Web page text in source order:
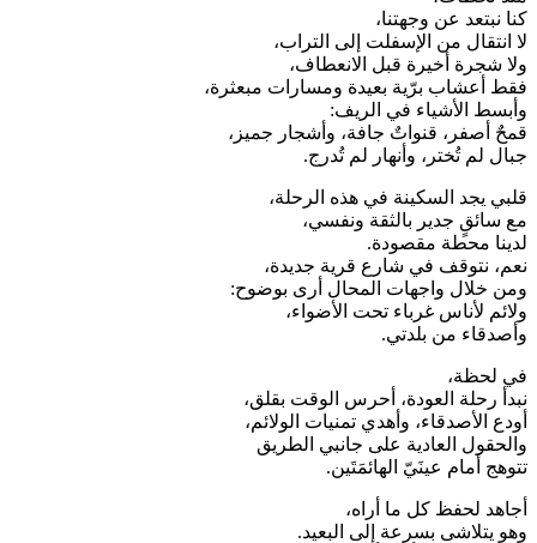
كنا نبتعد عن وجهتنا،
لا انتقال من الإسفلت إلى التراب،
ولا شجرة أخيرة قبل الانعطاف،
فقط أعشاب برّية بعيدة ومسارات مبعثرة،
وأبسط الأشياء في الريف:
قمحٌ أصفر، قنواتٌ جافة، وأشجار جميز،
جبال لم تُختر، وأنهار لم تُدرج.
قلبي يجد السكينة في هذه الرحلة،
مع سائقٍ جدير بالثقة ونفسي،
لدينا محطة مقصودة.
نعم، نتوقف في شارع قرية جديدة،
ومن خلال واجهات المحال أرى بوضوح:
ولائم لأناس غرباء تحت الأضواء،
وأصدقاء من بلدتي.
في لحظة،
نبدأ رحلة العودة، أحرس الوقت بقلق،
أودع الأصدقاء، وأهدي تمنيات الولائم،
والحقول العادية على جانبي الطريق
تتوهج أمام عينَيّ الهائمَتَين.
أجاهد لحفظ كل ما أراه،
وهو يتلاشى بسرعة إلى البعيد.